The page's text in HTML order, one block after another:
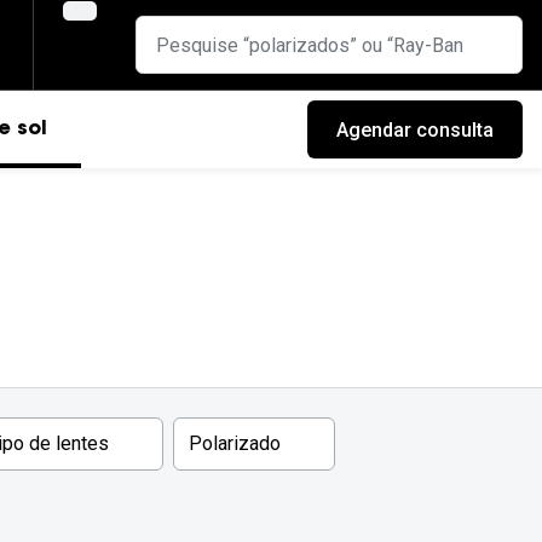
sol Agendar consulta
de lentes Polarizado